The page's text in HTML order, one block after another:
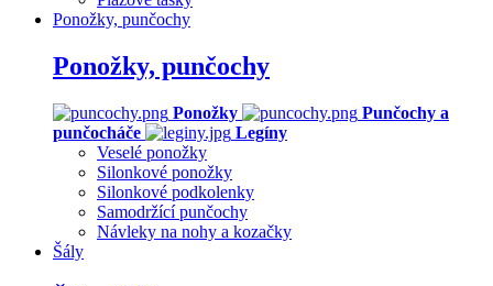
Ponožky, punčochy
Ponožky, punčochy
Ponožky
Punčochy a
punčocháče
Legíny
Veselé ponožky
Silonkové ponožky
Silonkové podkolenky
Samodržící punčochy
Návleky na nohy a kozačky
Šály